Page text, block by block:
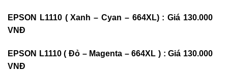
EPSON L1110 ( Xanh – Cyan – 664XL) : Giá 130.000
VNĐ
EPSON L1110 ( Đỏ – Magenta – 664XL ) : Giá 130.000
VNĐ